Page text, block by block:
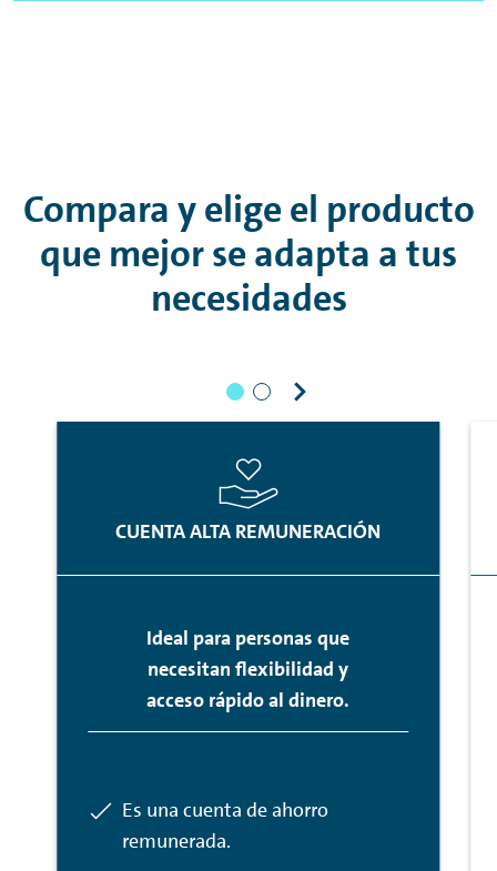
Compara y elige el producto
que mejor se adapta a tus
necesidades
CUENTA ALTA REMUNERACIÓN
Ideal para personas que
necesitan flexibilidad y
acceso rápido al dinero.
Incluido:
Es una cuenta de ahorro
remunerada.